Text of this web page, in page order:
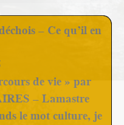
– Ce qu’il en
de vie » par
– Lamastre
le mot culture, je